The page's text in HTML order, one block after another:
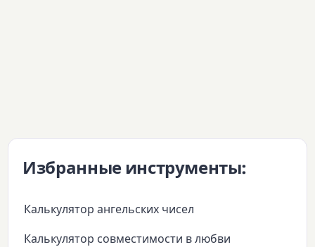
Избранные инструменты:
Калькулятор ангельских чисел
Калькулятор совместимости в любви